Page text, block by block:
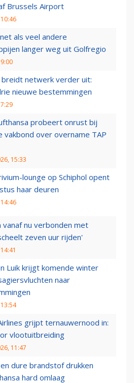
Brussels Airport
als veel andere
langer weg uit Golfregio
breidt netwerk verder uit:
nieuwe bestemmingen
probeert onrust bij
vakbond over overname TAP
15:33
lounge op Schiphol opent
haar deuren
vanaf nu verbonden met
zeven uur rijden'
Luik krijgt komende winter
naar
grijpt ternauwernood in:
vlootuitbreiding
11:47
dure brandstof drukken
hard omlaag